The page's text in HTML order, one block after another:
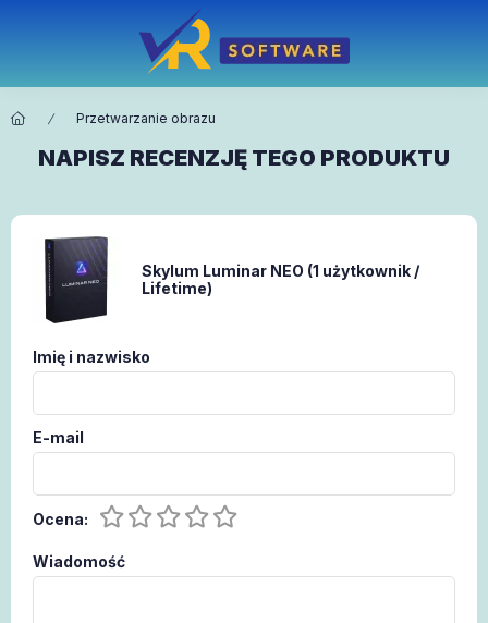
Przetwarzanie obrazu
NAPISZ RECENZJĘ TEGO PRODUKTU
Skylum Luminar NEO (1 użytkownik /
Lifetime)
Imię i nazwisko
E-mail
Ocena:
Wiadomość